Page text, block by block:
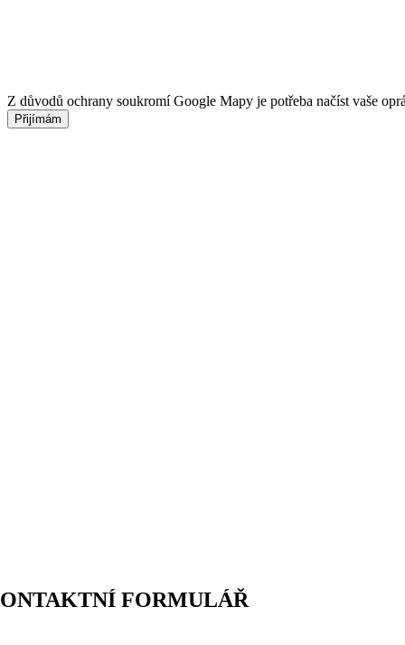
Z důvodů ochrany soukromí Google Mapy je potřeba načíst vaše
Přijímám
FORMULÁŘ